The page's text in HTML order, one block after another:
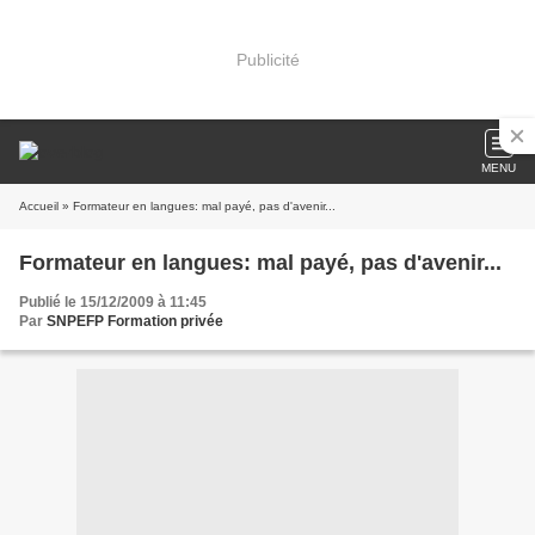
Publicité
MENU
Accueil » Formateur en langues: mal payé, pas d'avenir...
Formateur en langues: mal payé, pas d'avenir...
Publié le 15/12/2009 à 11:45
Par SNPEFP Formation privée